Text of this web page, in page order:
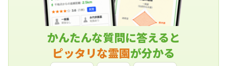
かんたんな質問に答えると
ピッタリな霊園が分かる